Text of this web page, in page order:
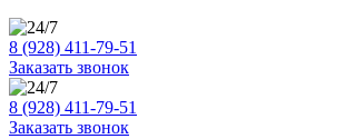
8 (928) 411-79-51
Заказать звонок
8 (928) 411-79-51
Заказать звонок